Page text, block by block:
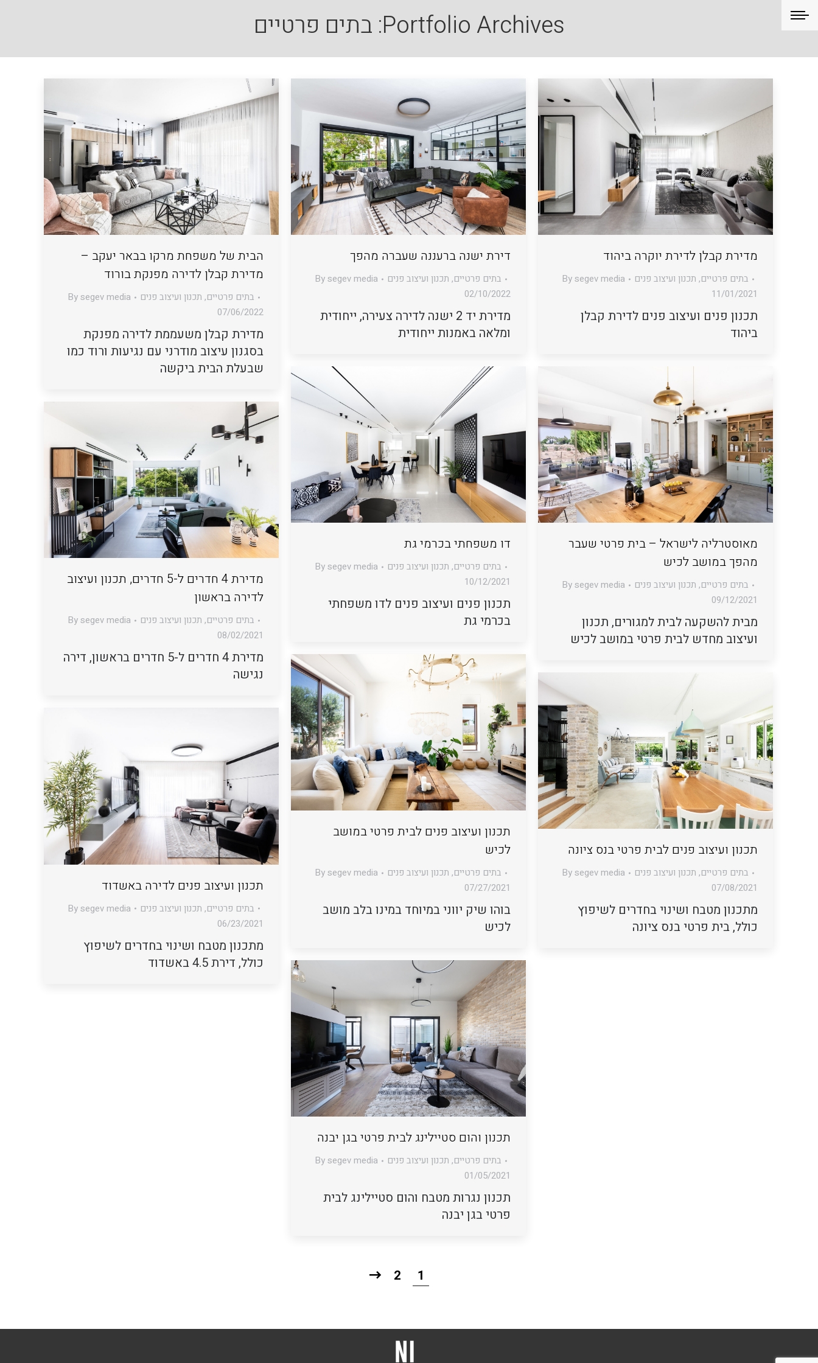
Portfolio Archives: בתים פרטיים
הבית של משפחת מרקו בבאר יעקב –
מדירת קבלן לדירה מפנקת בורוד
בתים פרטיים, תכנון ועיצוב פנים Bysegev media
07/06/2022
מדירת קבלן משעממת לדירה מפנקת
בסגנון עיצוב מודרני עם נגיעות ורוד כמו
שבעלת הבית ביקשה
דירת ישנה ברעננה שעברה מהפך
בתים פרטיים, תכנון ועיצוב פנים Bysegev media
02/10/2022
מדירת יד 2 ישנה לדירה צעירה, ייחודית
ומלאה באמנות ייחודית
מדירת קבלן לדירת יוקרה ביהוד
בתים פרטיים, תכנון ועיצוב פנים Bysegev media
11/01/2021
תכנון פנים ועיצוב פנים לדירת קבלן
ביהוד
דו משפחתי בכרמי גת
בתים פרטיים, תכנון ועיצוב פנים Bysegev media
10/12/2021
תכנון פנים ועיצוב פנים לדו משפחתי
בכרמי גת
מאוסטרליה לישראל – בית פרטי שעבר
מהפך במושב לכיש
בתים פרטיים, תכנון ועיצוב פנים Bysegev media
09/12/2021
מבית להשקעה לבית למגורים, תכנון
ועיצוב מחדש לבית פרטי במושב לכיש
מדירת 4 חדרים ל-5 חדרים, תכנון ועיצוב
לדירה בראשון
בתים פרטיים, תכנון ועיצוב פנים Bysegev media
08/02/2021
מדירת 4 חדרים ל-5 חדרים בראשון, דירה
נגישה
תכנון ועיצוב פנים לבית פרטי במושב
לכיש
בתים פרטיים, תכנון ועיצוב פנים Bysegev media
07/27/2021
בוהו שיק יווני במיוחד במינו בלב מושב
לכיש
תכנון ועיצוב פנים לבית פרטי בנס ציונה
בתים פרטיים, תכנון ועיצוב פנים Bysegev media
07/08/2021
מתכנון מטבח ושינוי בחדרים לשיפוץ
כולל, בית פרטי בנס ציונה
תכנון ועיצוב פנים לדירה באשדוד
בתים פרטיים, תכנון ועיצוב פנים Bysegev media
06/23/2021
מתכנון מטבח ושינוי בחדרים לשיפוץ
כולל, דירת 4.5 באשדוד
תכנון והום סטיילינג לבית פרטי בגן יבנה
בתים פרטיים, תכנון ועיצוב פנים Bysegev media
01/05/2021
תכנון נגרות מטבח והום סטיילינג לבית
פרטי בגן יבנה
1
2